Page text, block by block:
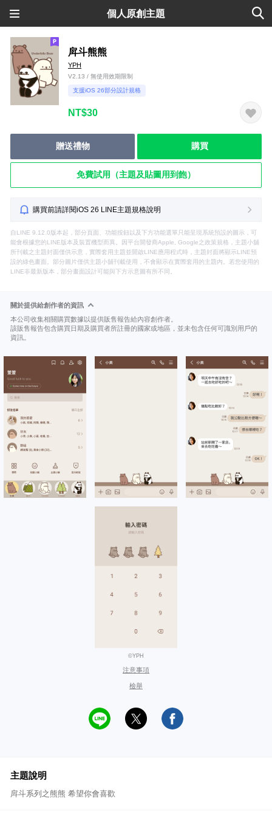
個人原創主題
戽斗熊熊
YPH
V2.13 / 無使用效期限制
支援iOS 26部分設計規格
NT$30
贈送禮物 購買
免費試用（主題及貼圖用到飽）
購買前請詳閱iOS 26 LINE主題規格說明
自LINE 9.12.0版本起，部分頁面、功能按鈕以及下方功能選單只能呈現系統預設的圖示，可
能會根據您的LINE版本及裝置機型而異。因平台開發商Apple, Google之政策規格，主題小舖
所刊載之主題封面僅供示意，實際套用主題並開啟LINE應用程式時，主題封面將顯示LINE預
設的綠色畫面。部分圖片僅供主題小舖刊載使用，不會顯示在實際套用的主題內。若您使用的
LINE非最新版本，部分畫面設計可能與下方示意圖有所不同。
關於提供給創作者的資訊
本公司收集相關購買數據以提供販售報告給內容創作者。
該販售報告包含購買日期及購買者所註冊的國家或地區，並未包含任何可識別用戶的
資訊。
©YPH
注意事項
檢舉
主題說明
戽斗系列之熊熊 希望你會喜歡